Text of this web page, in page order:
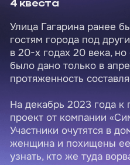
4 квеста
Улица Гагарина ранее
гостям города под
в 20-х годах 20 века,
было дано только в
протяженность
На декабрь 2023 года
проект от компании
Участники очутятся в
женщина и похищены
узнать, кто же туда